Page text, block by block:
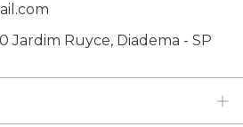
Jardim Ruyce, Diadema - SP